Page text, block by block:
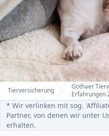
Home
Tierversicherung
Gothaer Tierversicherung: Kosten &Amp;
Erfahrungen
* Wir verlinken mit sog.
Partner, von denen wir unter
erhalten.